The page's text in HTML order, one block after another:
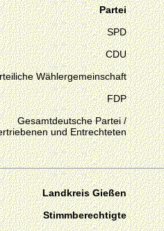
Partei
SPD
CDU
Wählergemeinschaft
FDP
Gesamtdeutsche Partei /
und Entrechteten
Landkreis Gießen
Stimmberechtigte